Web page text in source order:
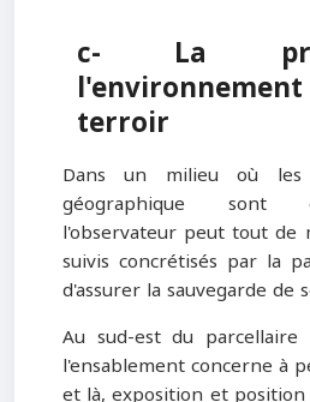
c- La
terroir
Dans un milieu où les
géographique sont
l'observateur peut tout de
suivis concrétisés par la
d'assurer la sauvegarde de
Au sud-est du
l'ensablement concerne à
et là, exposition et